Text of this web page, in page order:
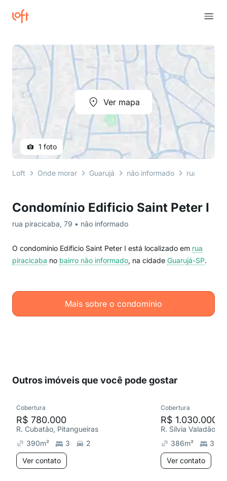
Condomínio Edificio Saint Peter I
rua piracicaba, 79 • não informado
O condomínio Edificio Saint Peter I está localizado em rua
piracicaba no bairro não informado, na cidade Guarujá-SP.
Mais sobre o condomínio
Ver mapa
1 foto
Loft Onde morar Guarujá não informado rua
Outros imóveis que você pode gostar
Cobertura
R$ 780.000
R. Cubatão, Pitangueiras
390m² 3
2
Ver contato
Cobertura
R$ 1.030.000
386m²
3
Ver contato